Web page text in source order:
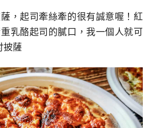
，起司牽絲牽的很有誠意喔！紅
乳酪起司的膩口，我一個人就可
披薩